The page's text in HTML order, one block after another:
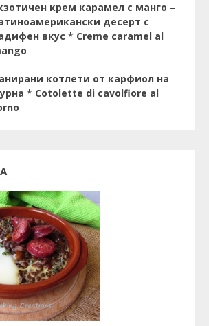
крем карамел с манго –
десерт с
вкус * Creme caramel al
котлети от карфиол на
* Cotolette di cavolfiore al